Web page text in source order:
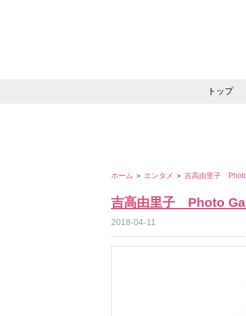
トップ
ホーム ＞ エンタメ ＞ 吉高由里子
吉高由里子 Photo
2018-04-11